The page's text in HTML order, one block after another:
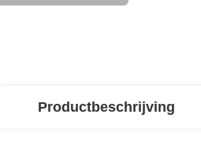
Productbeschrijving